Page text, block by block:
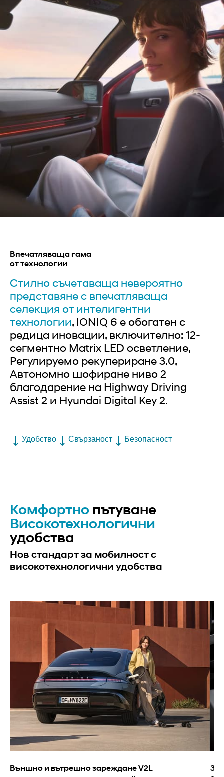
Впечатляваща гама
от технологии
Стилно съчетаваща невероятно
представяне с впечатляваща
селекция от интелигентни
технологии, IONIQ 6 е обогатен с
редица иновации, включително: 12-
сегментно Matrix LED осветление,
Регулируемо рекупериране 3.0,
Автономно шофиране ниво 2
благодарение на Highway Driving
Assist 2 и Hyundai Digital Key 2.
Удобство Свързаност Безопасност
Комфортно пътуване
Високотехнологични
удобства
Нов стандарт за мобилност с
високотехнологични удобства
Външно и вътрешно зареждане V2L